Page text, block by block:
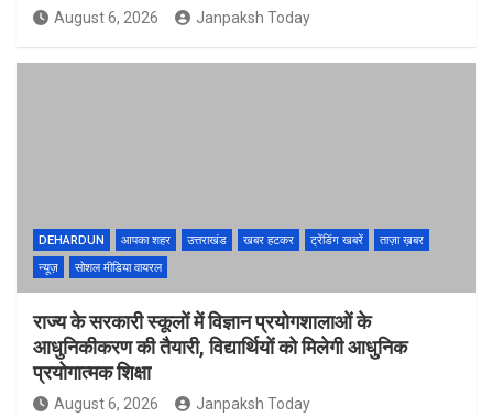
August 6, 2026 Janpaksh Today
DEHARDUN आपका शहर उत्तराखंड खबर हटकर ट्रेंडिंग खबरें
ताज़ा ख़बर
न्यूज़
सोशल मीडिया वायरल
राज्य के सरकारी स्कूलों में विज्ञान प्रयोगशालाओं के
आधुनिकीकरण की तैयारी, विद्यार्थियों को मिलेगी आधुनिक
प्रयोगात्मक शिक्षा
August 6, 2026 Janpaksh Today